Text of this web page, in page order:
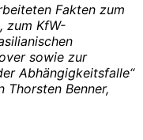
Fakten zum
zum KfW-
sowie zur
Abhängigkeitsfalle“
Thorsten Benner,